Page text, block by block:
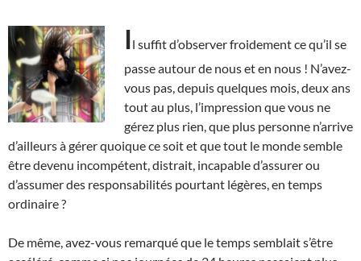
Il suffit d’observer froidement ce qu’il se
passe autour de nous et en nous ! N’avez-
vous pas, depuis quelques mois, deux ans
tout au plus, l’impression que vous ne
gérez plus rien, que plus personne n’arrive
d’ailleurs à gérer quoique ce soit et que tout le monde semble
être devenu incompétent, distrait, incapable d’assurer ou
d’assumer des responsabilités pourtant légères, en temps
ordinaire ?
De même, avez-vous remarqué que le temps semblait s’être